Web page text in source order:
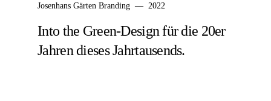
Josenhans Gärten Branding — 2022
Into the Green-Design für die 20er
Jahren dieses Jahrtausends.